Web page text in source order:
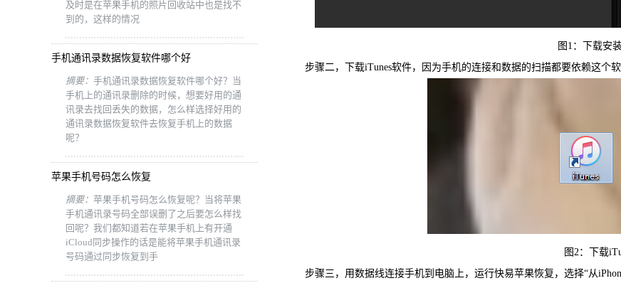
快易
WIN版
及时是在苹果手机的照片回收站中也是找不
到的，这样的情况
手机通讯录数据恢复软件哪个好
摘要： 手机通讯录数据恢复软件哪个好？当
手机上的通讯录删除的时候，想要好用的通
讯录去找回丢失的数据，怎么样选择好用的
通讯录数据恢复软件去恢复手机上的数据
呢？
苹果手机号码怎么恢复
摘要： 苹果手机号码怎么恢复呢？当将苹果
手机通讯录号码全部误删了之后要怎么样找
回呢？我们都知道若在苹果手机上有开通
iCloud同步操作的话是能将苹果手机通讯录
号码通过同步恢复到手
图1：下载安
步骤二，下载iTunes软件，因为手机的连接和数据的扫描都要依赖这个软
图2：下载
步骤三，用数据线连接手机到电脑上，运行快易苹果恢复，选择“从